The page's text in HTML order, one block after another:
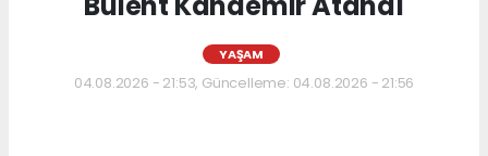
YAŞAM
04.08.2026 - 21:53, Güncelleme: 04.08.2026 - 21:56